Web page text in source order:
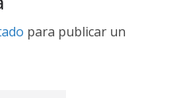
para publicar un